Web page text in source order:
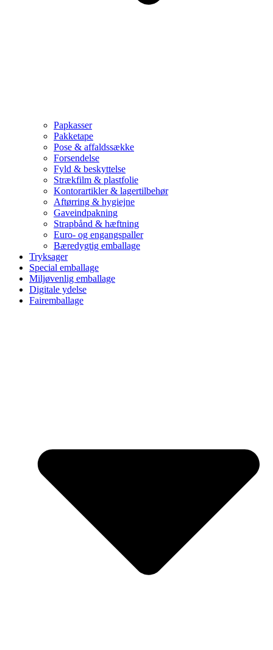
Papkasser
Pakketape
Pose & affaldssække
Forsendelse
Fyld & beskyttelse
Strækfilm & plastfolie
Kontorartikler & lagertilbehør
Aftørring & hygiejne
Gaveindpakning
Strapbånd & hæftning
Euro- og engangspaller
Bæredygtig emballage
Tryksager
Special emballage
Miljøvenlig emballage
Digitale ydelse
Fairemballage